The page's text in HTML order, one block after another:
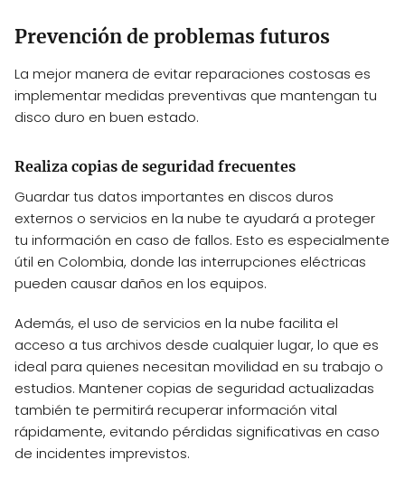
Prevención de problemas futuros
La mejor manera de evitar reparaciones costosas es
implementar medidas preventivas que mantengan tu
disco duro en buen estado.
Realiza copias de seguridad frecuentes
Guardar tus datos importantes en discos duros
externos o servicios en la nube te ayudará a proteger
tu información en caso de fallos. Esto es especialmente
útil en Colombia, donde las interrupciones eléctricas
pueden causar daños en los equipos.
Además, el uso de servicios en la nube facilita el
acceso a tus archivos desde cualquier lugar, lo que es
ideal para quienes necesitan movilidad en su trabajo o
estudios. Mantener copias de seguridad actualizadas
también te permitirá recuperar información vital
rápidamente, evitando pérdidas significativas en caso
de incidentes imprevistos.